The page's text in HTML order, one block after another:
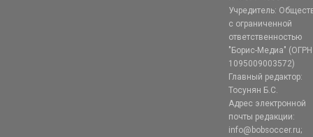
Учредитель:
с ограниченной
ответственностью
"Борис-Медиа" (ОГРН
1095009003572)
Главный редактор:
Тосунян Б.С.
Адрес электронной
почты редакции:
info@bobsoccer.ru;